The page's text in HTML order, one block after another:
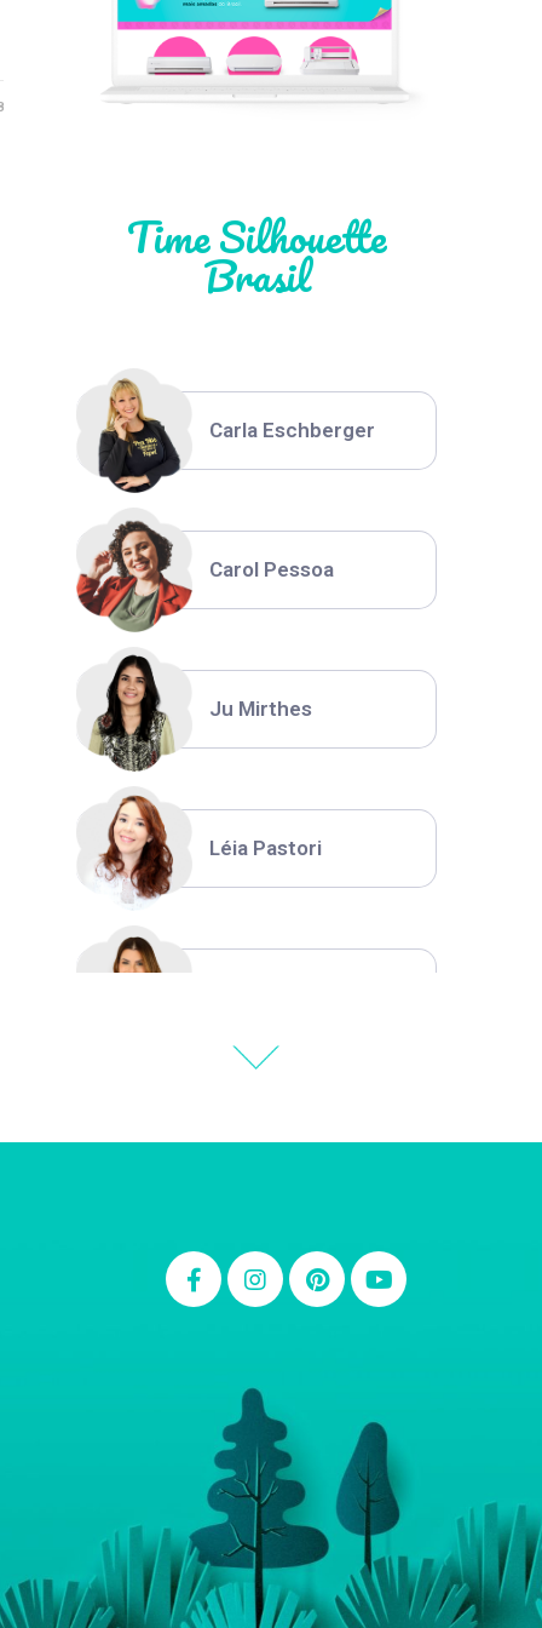
Time Silhouette
Brasil
Léia Pastori
Thiara Ney
Carla Eschberger
Carol Pessoa
Ju Mirthes
Léia Pastori
Carla Eschberger
Carol Pessoa
Ju Mirthes